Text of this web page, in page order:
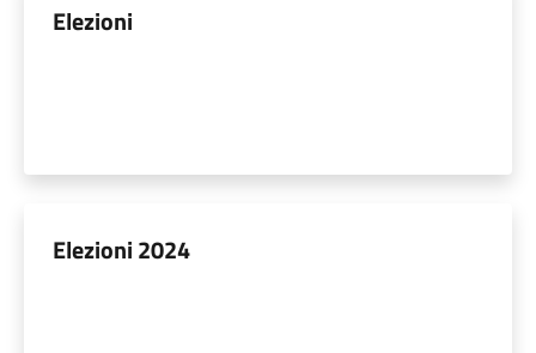
Elezioni
Elezioni 2024